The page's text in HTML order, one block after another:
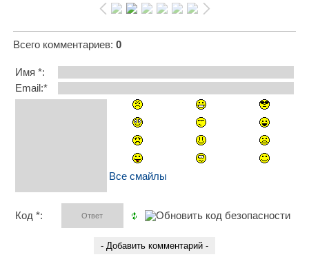
Всего комментариев: 0
Имя *:
Email:*
Все смайлы
Код *: